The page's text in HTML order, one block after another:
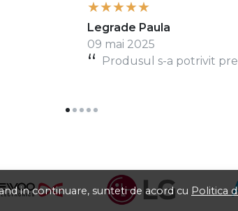
in continuare, sunteti de acord cu Politica
Produsul s-a potrivit
Legrade Paula
09 mai 2025